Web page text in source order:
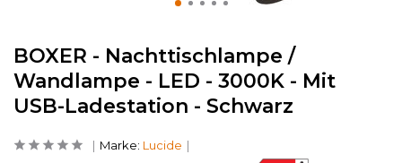
BOXER - Nachttischlampe /
Wandlampe - LED - 3000K - Mit
USB-Ladestation - Schwarz
Marke: Lucide